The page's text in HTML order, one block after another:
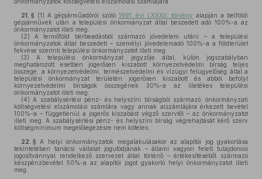
21. § (1) A gépjárműadóról szóló 1991. évi LXXXII. törvény alapján a belföldi
gépjárművek után a települési önkormányzat által beszedett adó 100%-a az
önkormányzatot illeti meg.
(2) A termőföld bérbeadásból származó jövedelem utáni – a települési
önkormányzatok által beszedett – személyi jövedelemadó 100%-a a földterület
fekvése szerinti települési önkormányzatot illeti meg.
(3) A települési önkormányzat jegyzője által, külön jogszabályban
meghatározott esetben jogerősen kiszabott környezetvédelmi bírság teljes
összege, a környezetvédelmi, természetvédelmi és vízügyi felügyelőség által a
települési önkormányzat területén jogerősen kiszabott és abból befolyt
környezetvédelmi bírságok összegének 30%-a az illetékes települési
önkormányzatot illeti meg.
(4) A szabálysértési pénz- és helyszíni bírságból származó, önkormányzati
költségvetési elszámolási számlára vagy annak alszámlájára érkezett bevétel
100%-a – függetlenül a jogerős kiszabást végző szervtől – az önkormányzatot
illeti meg. A szabálysértési pénz- és helyszíni bírság végrehajtását kérő szerv
költségminimum megelőlegezésre nem köteles.
22. § A helyi önkormányzatok megalakulásakor az alapítói jog gyakorlása
tekintetében tanácsi vállalat jogutódjának – állami vagyon felett tulajdonosi
jogosítvánnyal rendelkező szervezet által történő – értékesítéséből származó
készpénzbevétel 50%-a az alapítói jogot gyakorló helyi önkormányzatot illeti
meg.